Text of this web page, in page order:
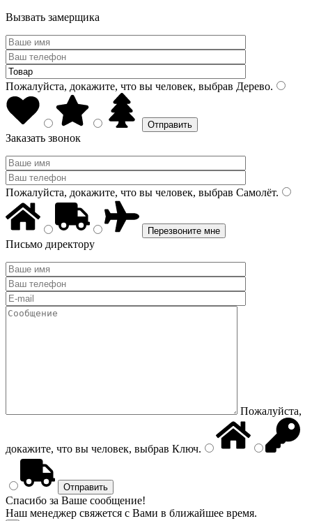
Вызвать замерщика
Пожалуйста, докажите, что вы человек, выбрав Дерево.
Заказать звонок
Пожалуйста, докажите, что вы человек, выбрав Самолёт.
Письмо директору
Пожалуйста,
докажите, что вы человек, выбрав Ключ.
Спасибо за Ваше сообщение!
Наш менеджер свяжется с Вами в ближайшее время.